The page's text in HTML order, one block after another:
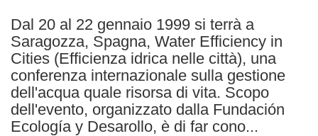
languages:
Dal 20 al 22 gennaio 1999 si terrà a
Saragozza, Spagna, Water Efficiency in
Cities (Efficienza idrica nelle città), una
conferenza internazionale sulla gestione
dell'acqua quale risorsa di vita. Scopo
dell'evento, organizzato dalla Fundación
Ecología y Desarollo, è di far cono...